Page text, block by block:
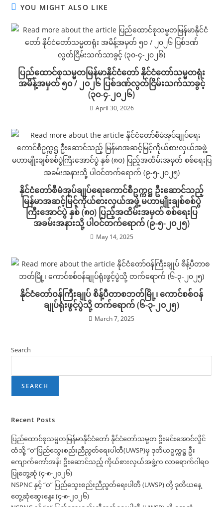
YOU MIGHT ALSO LIKE
ပြည်ထောင်စုသမ္မတမြန်မာနိုင်ငံတော် နိုင်ငံတော်သမ္မတရုံး
အမိန့်အမှတ် ၅၀ / ၂၀၂၆ ပြစ်ဒဏ်လွတ်ငြိမ်းသက်သာခွင့်
(၃၀-၄-၂၀၂၆)
April 30, 2026
နိုင်ငံတော်စီမံအုပ်ချုပ်ရေးကောင်စီဥက္ကဋ္ဌ ဦးဆောင်သည့်
မြန်မာအဆင့်မြင့်ကိုယ်စားလှယ်အဖွဲ့ မဟာမျိုးချစ်စစ်ပွဲ
ကြီးအောင်ပွဲ နှစ် (၈၀) ပြည့်အထိမ်းအမှတ် စစ်ရေးပြ
အခမ်းအနားသို့ ပါဝင်တက်ရောက် (၉-၅-၂၀၂၅)
May 14, 2025
နိုင်ငံတော်ဝန်ကြီးချုပ် စိန့်ပီတာစဘတ်မြို့၊ ကောင်စစ်ဝန်
ချုပ်ရုံးဖွင့်ပွဲသို့ တက်ရောက် (၆-၃-၂၀၂၅)
March 7, 2025
Search
SEARCH
Recent Posts
ပြည်ထောင်စုသမ္မတမြန်မာနိုင်ငံတော် နိုင်ငံတော်သမ္မတ ဦးမင်းအောင်လှိုင်
ထံသို့ “ဝ”ပြည်သွေးစည်းညီညွတ်ရေးပါတီ(UWSP)မှ ဒုတိယဥက္ကဋ္ဌ ဦး
ကျောက်ကော်အန်း ဦးဆောင်သည့် ကိုယ်စားလှယ်အဖွဲ့က လာရောက်ဂါရဝ
ပြုတွေ့ဆုံ (၄-၈-၂၀၂၆)
NSPNC နှင့် “ဝ” ပြည်သွေးစည်းညီညွတ်ရေးပါတီ (UWSP) တို့ ဒုတိယနေ့
တွေ့ဆုံဆွေးနွေး (၄-၈-၂၀၂၆)